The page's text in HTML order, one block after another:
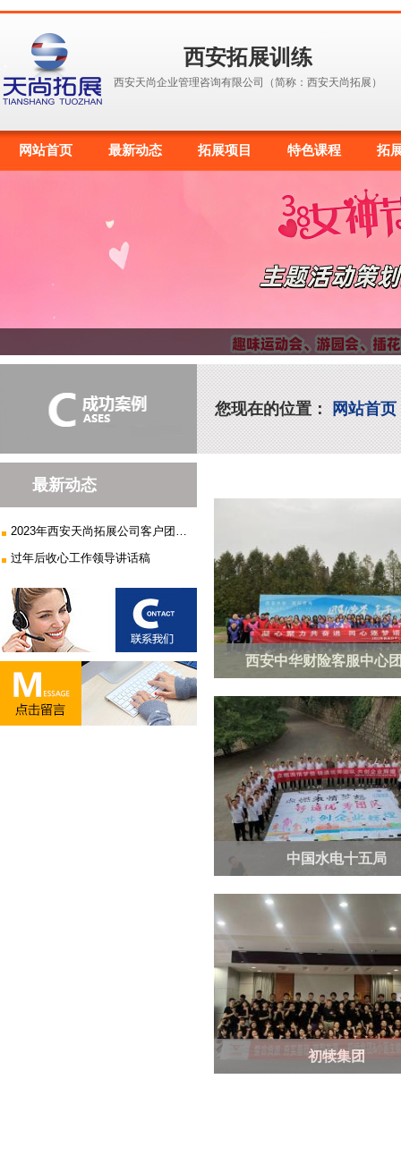
西安拓展训练
西安天尚企业管理咨询有限公司（简称：西安天尚拓展）
网站首页 最新动态 拓展项目 特色课程 拓
最新动态
2023年西安天尚拓展公司客户团建...
过年后收心工作领导讲话稿
您现在的位置： 网站首页
西安中华财险客服中心
中国水电十五局
初犊集团